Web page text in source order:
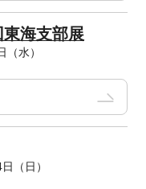
海支部展
水）
（日）